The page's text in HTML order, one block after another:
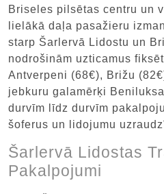
Briseles pilsētas centru un
lielākā daļa pasažieru
starp Šarlervā Lidostu un
nodrošinām uzticamus
Antverpeni (68€), Brižu
jebkuru galamērķi
durvīm līdz durvīm
šoferus un lidojumu
Šarlervā Lidostas
Pakalpojumi